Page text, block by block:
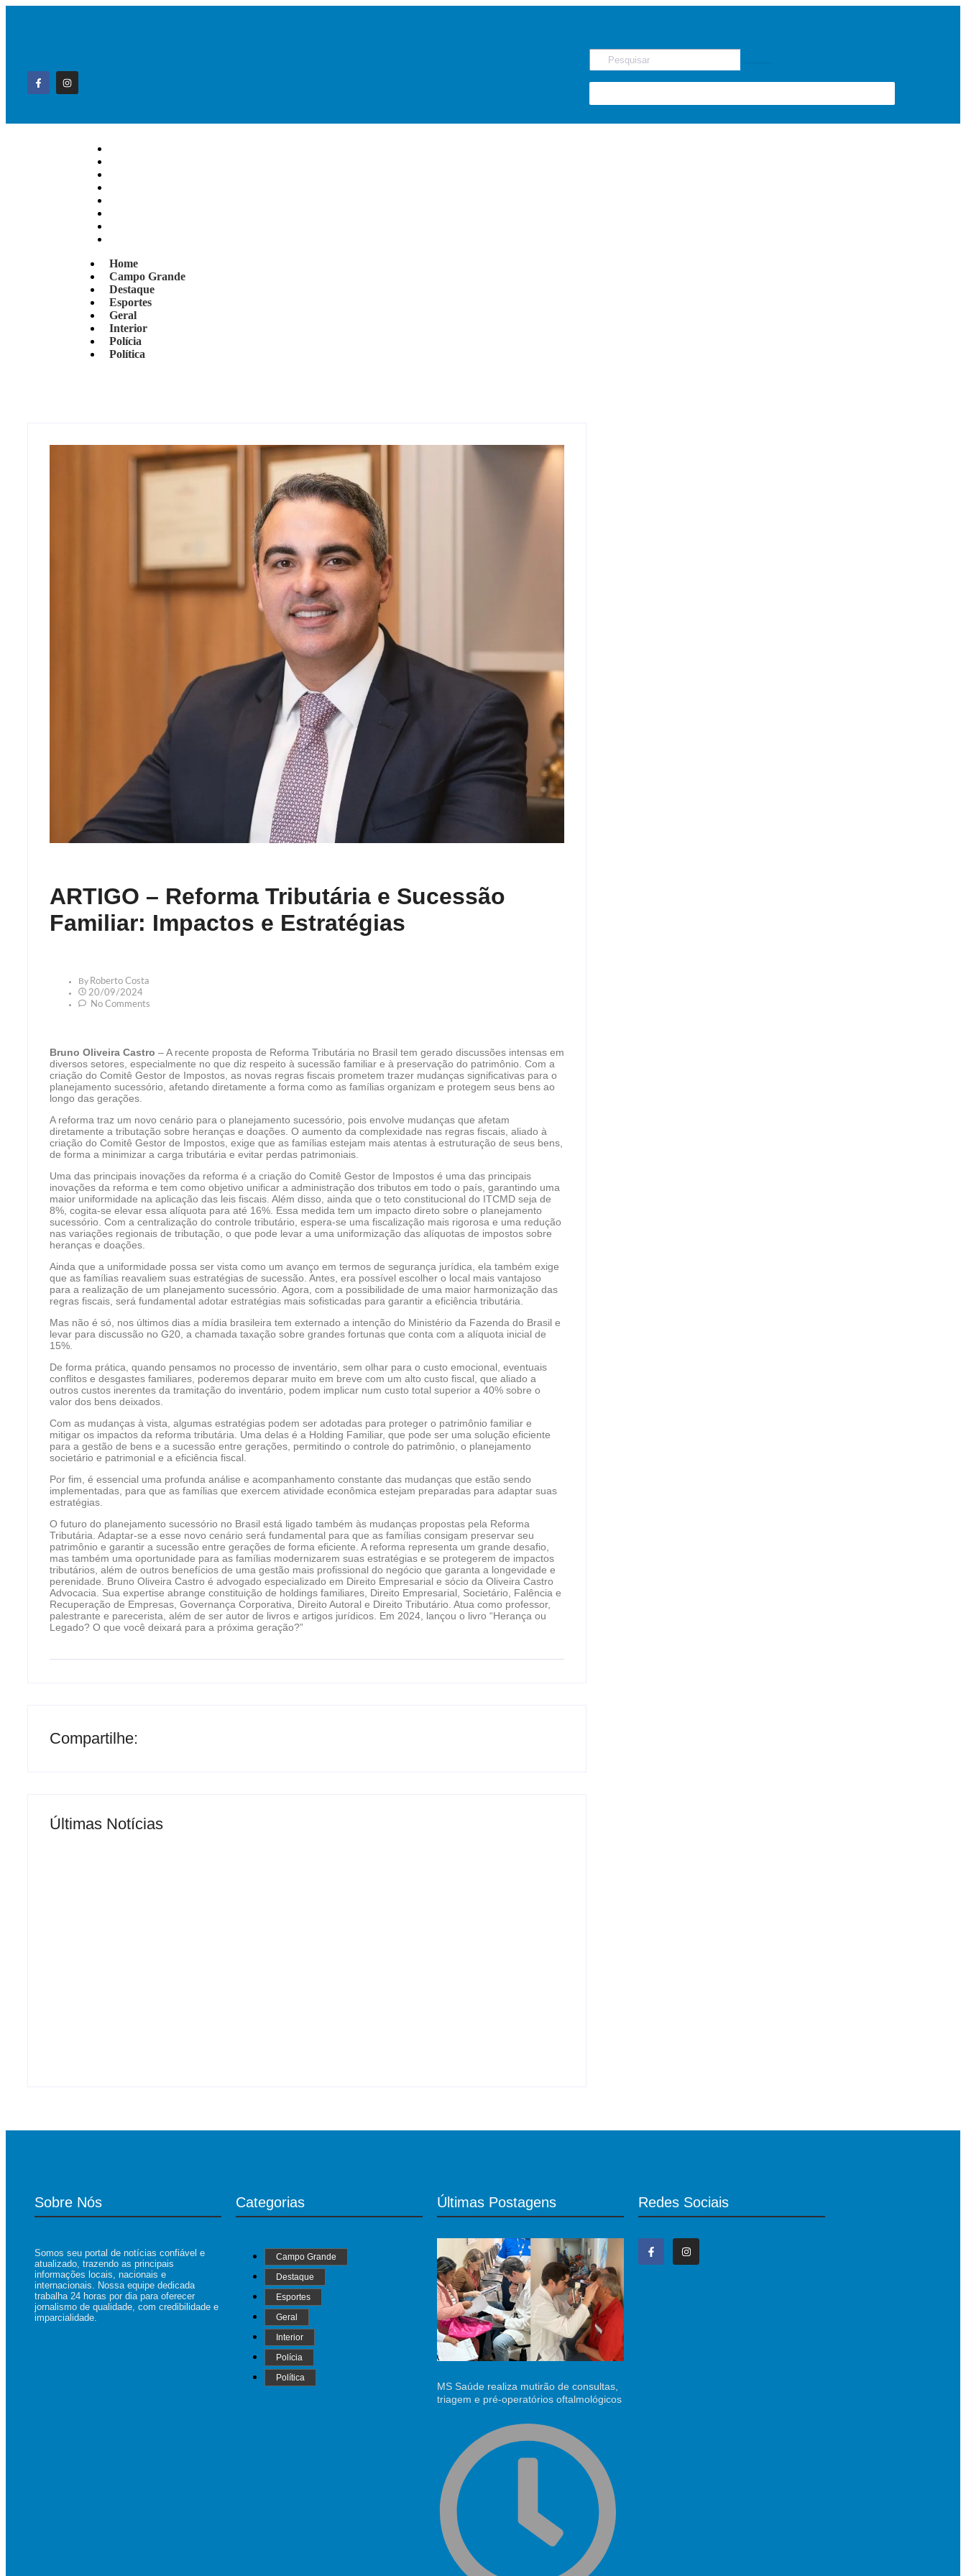
Home
Campo Grande
Destaque
Esportes
Geral
Interior
Polícia
Política
ARTIGO – Reforma Tributária e Sucessão
Familiar: Impactos e Estratégias
By Roberto Costa
20/09/2024
No Comments
Bruno Oliveira Castro – A recente proposta de Reforma Tributária no Brasil tem gerado discussões intensas em
diversos setores, especialmente no que diz respeito à sucessão familiar e à preservação do patrimônio. Com a
criação do Comitê Gestor de Impostos, as novas regras fiscais prometem trazer mudanças significativas para o
planejamento sucessório, afetando diretamente a forma como as famílias organizam e protegem seus bens ao
longo das gerações.
A reforma traz um novo cenário para o planejamento sucessório, pois envolve mudanças que afetam
diretamente a tributação sobre heranças e doações. O aumento da complexidade nas regras fiscais, aliado à
criação do Comitê Gestor de Impostos, exige que as famílias estejam mais atentas à estruturação de seus bens,
de forma a minimizar a carga tributária e evitar perdas patrimoniais.
Uma das principais inovações da reforma é a criação do Comitê Gestor de Impostos é uma das principais
inovações da reforma e tem como objetivo unificar a administração dos tributos em todo o país, garantindo uma
maior uniformidade na aplicação das leis fiscais. Além disso, ainda que o teto constitucional do ITCMD seja de
8%, cogita-se elevar essa alíquota para até 16%. Essa medida tem um impacto direto sobre o planejamento
sucessório. Com a centralização do controle tributário, espera-se uma fiscalização mais rigorosa e uma redução
nas variações regionais de tributação, o que pode levar a uma uniformização das alíquotas de impostos sobre
heranças e doações.
Ainda que a uniformidade possa ser vista como um avanço em termos de segurança jurídica, ela também exige
que as famílias reavaliem suas estratégias de sucessão. Antes, era possível escolher o local mais vantajoso
para a realização de um planejamento sucessório. Agora, com a possibilidade de uma maior harmonização das
regras fiscais, será fundamental adotar estratégias mais sofisticadas para garantir a eficiência tributária.
Mas não é só, nos últimos dias a mídia brasileira tem externado a intenção do Ministério da Fazenda do Brasil e
levar para discussão no G20, a chamada taxação sobre grandes fortunas que conta com a alíquota inicial de
15%.
De forma prática, quando pensamos no processo de inventário, sem olhar para o custo emocional, eventuais
conflitos e desgastes familiares, poderemos deparar muito em breve com um alto custo fiscal, que aliado a
outros custos inerentes da tramitação do inventário, podem implicar num custo total superior a 40% sobre o
valor dos bens deixados.
Com as mudanças à vista, algumas estratégias podem ser adotadas para proteger o patrimônio familiar e
mitigar os impactos da reforma tributária. Uma delas é a Holding Familiar, que pode ser uma solução eficiente
para a gestão de bens e a sucessão entre gerações, permitindo o controle do patrimônio, o planejamento
societário e patrimonial e a eficiência fiscal.
Por fim, é essencial uma profunda análise e acompanhamento constante das mudanças que estão sendo
implementadas, para que as famílias que exercem atividade econômica estejam preparadas para adaptar suas
estratégias.
O futuro do planejamento sucessório no Brasil está ligado também às mudanças propostas pela Reforma
Tributária. Adaptar-se a esse novo cenário será fundamental para que as famílias consigam preservar seu
patrimônio e garantir a sucessão entre gerações de forma eficiente. A reforma representa um grande desafio,
mas também uma oportunidade para as famílias modernizarem suas estratégias e se protegerem de impactos
tributários, além de outros benefícios de uma gestão mais profissional do negócio que garanta a longevidade e
perenidade. Bruno Oliveira Castro é advogado especializado em Direito Empresarial e sócio da Oliveira Castro
Advocacia. Sua expertise abrange constituição de holdings familiares, Direito Empresarial, Societário, Falência e
Recuperação de Empresas, Governança Corporativa, Direito Autoral e Direito Tributário. Atua como professor,
palestrante e parecerista, além de ser autor de livros e artigos jurídicos. Em 2024, lançou o livro “Herança ou
Legado? O que você deixará para a próxima geração?”
Compartilhe:
Últimas Notícias
Sobre Nós
Somos seu portal de notícias confiável e
atualizado, trazendo as principais
informações locais, nacionais e
internacionais. Nossa equipe dedicada
trabalha 24 horas por dia para oferecer
jornalismo de qualidade, com credibilidade e
imparcialidade.
Categorias
Campo Grande
Destaque
Esportes
Geral
Interior
Polícia
Política
Últimas Postagens
MS Saúde realiza mutirão de consultas,
triagem e pré-operatórios oftalmológicos
Redes Sociais